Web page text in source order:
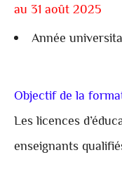
au 31 août 2025
Année
Objectif de la
Les licences
enseignants